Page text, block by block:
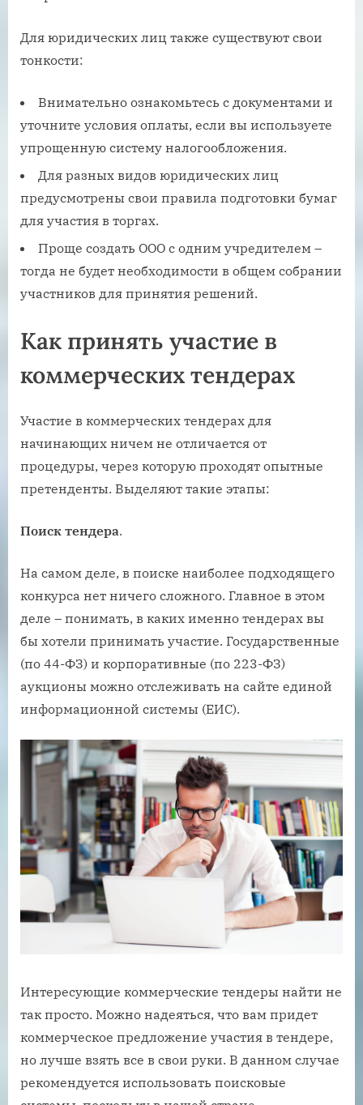
Для юридических лиц также существуют свои
тонкости:
Внимательно ознакомьтесь с документами и
уточните условия оплаты, если вы используете
упрощенную систему налогообложения.
Для разных видов юридических лиц
предусмотрены свои правила подготовки бумаг
для участия в торгах.
Проще создать ООО с одним учредителем –
тогда не будет необходимости в общем собрании
участников для принятия решений.
Как принять участие в
коммерческих тендерах
Участие в коммерческих тендерах для
начинающих ничем не отличается от
процедуры, через которую проходят опытные
претенденты. Выделяют такие этапы:
Поиск тендера.
На самом деле, в поиске наиболее подходящего
конкурса нет ничего сложного. Главное в этом
деле – понимать, в каких именно тендерах вы
бы хотели принимать участие. Государственные
(по 44-ФЗ) и корпоративные (по 223-ФЗ)
аукционы можно отслеживать на сайте единой
информационной системы (ЕИС).
Интересующие коммерческие тендеры найти не
так просто. Можно надеяться, что вам придет
коммерческое предложение участия в тендере,
но лучше взять все в свои руки. В данном случае
рекомендуется использовать поисковые